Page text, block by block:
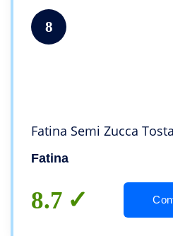
8
Fatina Semi Zucca
Fatina
8.7